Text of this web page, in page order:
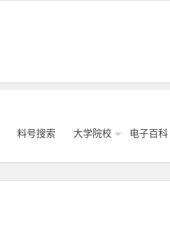
料号搜索 大学院校 电子百科